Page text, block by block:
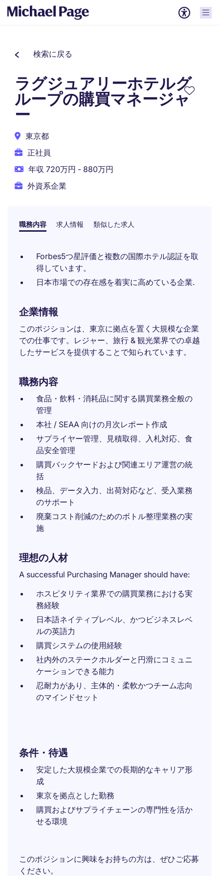
検索に戻る
ラグジュアリーホテルグ
ループの購買マネージャ
ー
東京都
正社員
年収 720万円 - 880万円
外資系企業
職務内容 求人情報 類似した求人
Forbes5つ星評価と複数の国際ホテル認証を取
得しています。
日本市場での存在感を着実に高めている企業.
企業情報
このポジションは、東京に拠点を置く大規模な企業
での仕事です。レジャー、旅行 & 観光業界での卓越
したサービスを提供することで知られています。
職務内容
食品・飲料・消耗品に関する購買業務全般の
管理
本社 / SEAA 向けの月次レポート作成
サプライヤー管理、見積取得、入札対応、食
品安全管理
購買バックヤードおよび関連エリア運営の統
括
検品、データ入力、出荷対応など、受入業務
のサポート
廃棄コスト削減のためのボトル整理業務の実
施
理想の人材
A successful Purchasing Manager should have:
ホスピタリティ業界での購買業務における実
務経験
日本語ネイティブレベル、かつビジネスレベ
ルの英語力
購買システムの使用経験
社内外のステークホルダーと円滑にコミュニ
ケーションできる能力
忍耐力があり、主体的・柔軟かつチーム志向
のマインドセット
条件・待遇
安定した大規模企業での長期的なキャリア形
成
東京を拠点とした勤務
購買およびサプライチェーンの専門性を活か
せる環境
このポジションに興味をお持ちの方は、ぜひご応募
ください。